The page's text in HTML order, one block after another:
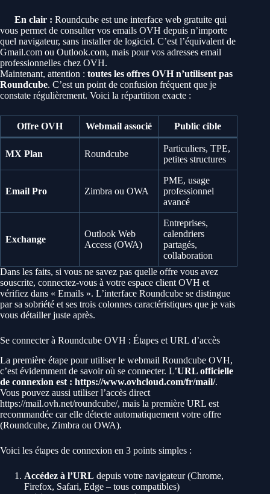
En clair : Roundcube est une interface web gratuite qui
vous permet de consulter vos emails OVH depuis n’importe
quel navigateur, sans installer de logiciel. C’est l’équivalent de
Gmail.com ou Outlook.com, mais pour vos adresses email
professionnelles chez OVH.
Maintenant, attention : toutes les offres OVH n’utilisent pas
Roundcube. C’est un point de confusion fréquent que je
constate régulièrement. Voici la répartition exacte :
Offre OVH Webmail associé Public cible
MX Plan Roundcube
Particuliers, TPE,
petites structures
Email Pro Zimbra ou OWA
PME, usage
professionnel
avancé
Exchange
Outlook Web
Access (OWA)
Entreprises,
calendriers
partagés,
collaboration
Dans les faits, si vous ne savez pas quelle offre vous avez
souscrite, connectez-vous à votre espace client OVH et
vérifiez dans « Emails ». L’interface Roundcube se distingue
par sa sobriété et ses trois colonnes caractéristiques que je vais
vous détailler juste après.
Se connecter à Roundcube OVH : Étapes et URL d’accès
La première étape pour utiliser le webmail Roundcube OVH,
c’est évidemment de savoir où se connecter. L’URL officielle
de connexion est : https://www.ovhcloud.com/fr/mail/.
Vous pouvez aussi utiliser l’accès direct
https://mail.ovh.net/roundcube/, mais la première URL est
recommandée car elle détecte automatiquement votre offre
(Roundcube, Zimbra ou OWA).
Voici les étapes de connexion en 3 points simples :
Accédez à l’URL depuis votre navigateur (Chrome,
Firefox, Safari, Edge – tous compatibles)